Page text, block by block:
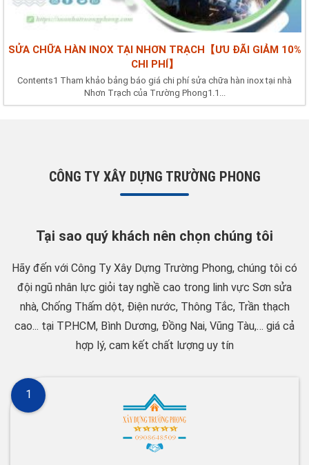
SỬA CHỮA HÀN INOX TẠI NHƠN TRẠCH【ƯU ĐÃI GIẢM 10%
CHI PHÍ】
Contents1 Tham khảo bảng báo giá chi phí sửa chữa hàn inox tại nhà
Nhơn Trạch của Trường Phong1.1...
CÔNG TY XÂY DỰNG TRƯỜNG PHONG
Tại sao quý khách nên chọn chúng tôi
Hãy đến với Công Ty Xây Dựng Trường Phong, chúng tôi có
đội ngũ nhân lực giỏi tay nghề cao trong linh vực Sơn sửa
nhà, Chống Thấm dột, Điện nước, Thông Tắc, Trần thạch
cao... tại TP.HCM, Bình Dương, Đồng Nai, Vũng Tàu,… giá cả
hợp lý, cam kết chất lượng uy tín
1